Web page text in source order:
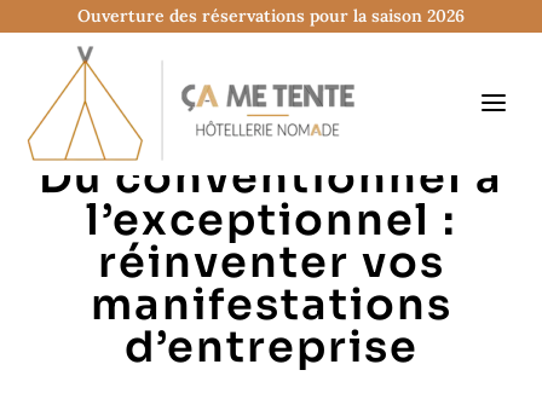
Ouverture des réservations pour la saison 2026
Du conventionnel à
l’exceptionnel :
réinventer vos
manifestations
d’entreprise